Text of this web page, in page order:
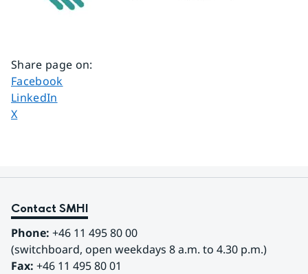
Share page on:
Share page on
Facebook
Share page on
LinkedIn
Share page on
X
Contact SMHI
Phone: +46 11 495 80 00
(switchboard, open weekdays 8 a.m. to 4.30 p.m.)
Fax: +46 11 495 80 01